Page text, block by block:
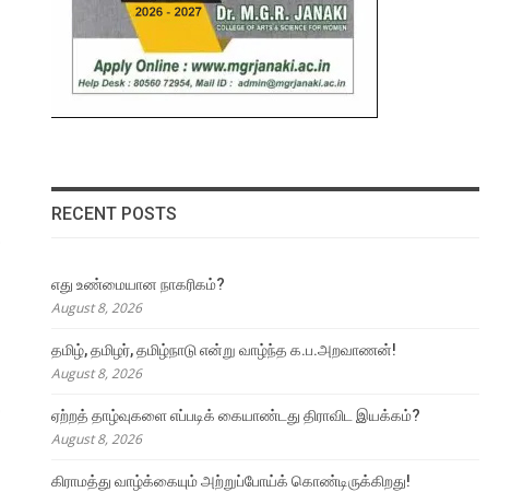
RECENT POSTS
எது உண்மையான நாகரிகம்?
August 8, 2026
தமிழ், தமிழர், தமிழ்நாடு என்று வாழ்ந்த க.ப.அறவாணன்!
August 8, 2026
ஏற்றத் தாழ்வுகளை எப்படிக் கையாண்டது திராவிட இயக்கம்?
August 8, 2026
கிராமத்து வாழ்க்கையும் அற்றுப்போய்க் கொண்டிருக்கிறது!